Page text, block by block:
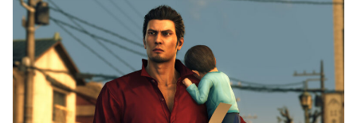
メトロイドプライム4 新品が2999円に…
【デレマス】 橘ありす「あなたの瞳には」
『ほの暮しの庭』パケ版初週売上、Switch2版「21965本」
Switch版「12458本」
百合子「隣に座る貴女」【ミリマス】